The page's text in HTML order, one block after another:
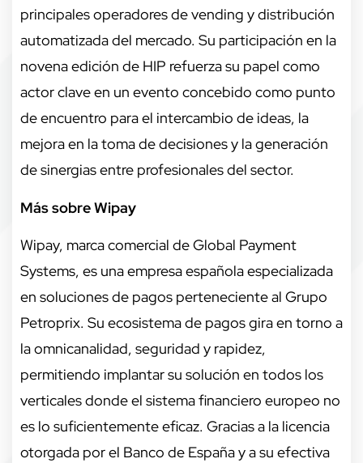
principales operadores de vending y distribución
automatizada del mercado. Su participación en la
novena edición de HIP refuerza su papel como
actor clave en un evento concebido como punto
de encuentro para el intercambio de ideas, la
mejora en la toma de decisiones y la generación
de sinergias entre profesionales del sector.
Más sobre Wipay
Wipay, marca comercial de Global Payment
Systems, es una empresa española especializada
en soluciones de pagos perteneciente al Grupo
Petroprix. Su ecosistema de pagos gira en torno a
la omnicanalidad, seguridad y rapidez,
permitiendo implantar su solución en todos los
verticales donde el sistema financiero europeo no
es lo suficientemente eficaz. Gracias a la licencia
otorgada por el Banco de España y a su efectiva